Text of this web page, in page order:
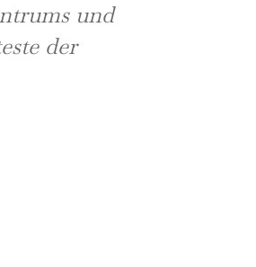
und
der